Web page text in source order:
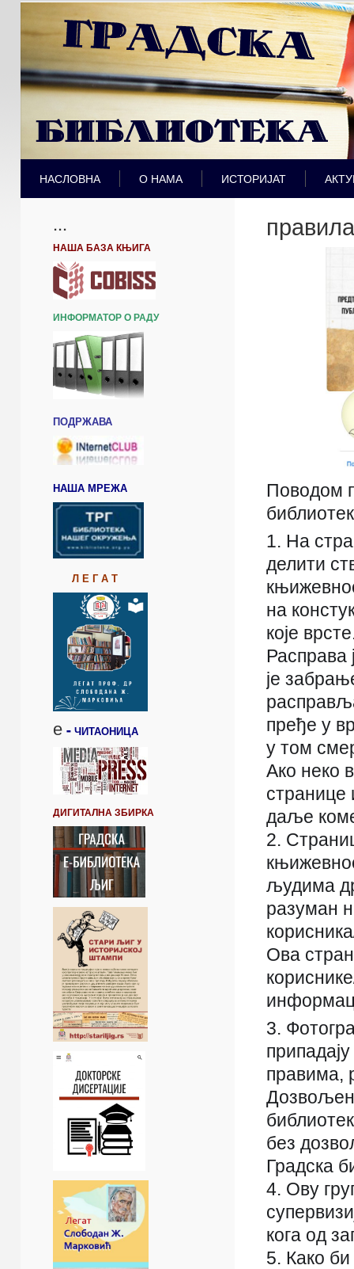
НАСЛОВНА О НАМА ИСТОРИЈАТ
...
НАША БАЗА КЊИГА
ИНФОРМАТОР О РАДУ
ПОДРЖАВА
НАША МРЕЖА
Л Е Г А Т
е- ЧИТАОНИЦА
ДИГИТАЛНА ЗБИРКА
Поводом
1. На
делити
на
које
Расправа
је
пређе у
у том
Ако неко
странице
даље
2.
људима
разуман
Ова
3.
правима,
без
Градска
4. Ову
кога од
5. Како